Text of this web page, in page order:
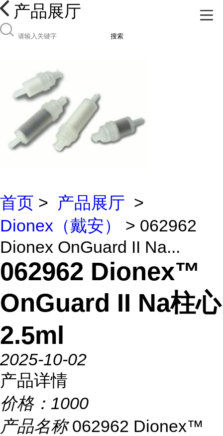
产品展厅
搜索
首页 > 产品展厅 >
Dionex（戴安）
> 062962
Dionex OnGuard II Na...
062962 Dionex™
OnGuard II Na柱心
2.5ml
2025-10-02
产品详情
价格： 1000
产品名称062962 Dionex™